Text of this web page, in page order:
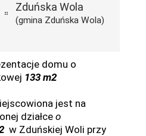
Zduńska Wola
(gmina Zduńska Wola)
domu o
133 m2
jest na
działceo
w Zduńskiej Woli przy